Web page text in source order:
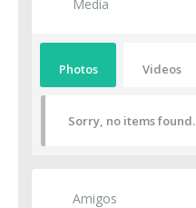
Media
Photos Videos
Sorry, no items found.
Amigos